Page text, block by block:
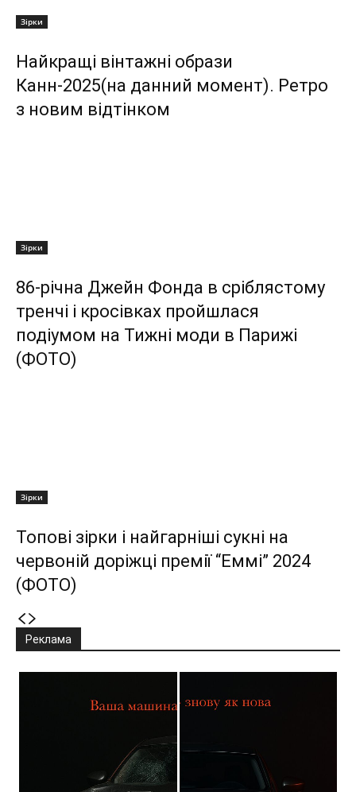
Зірки
Найкращі вінтажні образи
Канн-2025(на данний момент). Ретро
з новим відтінком
Зірки
86-річна Джейн Фонда в сріблястому
тренчі і кросівках пройшлася
подіумом на Тижні моди в Парижі
(ФОТО)
Зірки
Топові зірки і найгарніші сукні на
червоній доріжці премії “Еммі” 2024
(ФОТО)
Реклама